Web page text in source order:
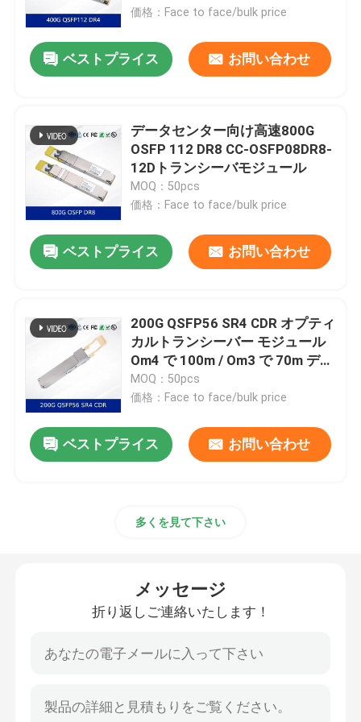
私たちについて
品質管理
お問い合わせ
ニュース
見積もりを依頼する
光トランシーバーモジュール
メラノックスのネットワーク スイッチ
Mellanoxの光学トランシーバー
Nvidia ネットワーク スイッチ
NVIDIAネットワークカード
価格：Face to face/bulk price
ベストプライス お問い合わせ
データセンター向け高速800G
OSFP 112 DR8 CC-OSFP08DR8-
12Dトランシーバモジュール
MOQ：50pcs
価格：Face to face/bulk price
ベストプライス お問い合わせ
200G QSFP56 SR4 CDR オプティ
カルトランシーバー モジュール
Om4 で 100m / Om3 で 70m デー
タセンターのためのファイバー
高性能コンピューティングイン
MOQ：50pcs
価格：Face to face/bulk price
ベストプライス お問い合わせ
多くを見て下さい
メッセージ
折り返しご連絡いたします！